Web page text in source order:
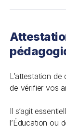
L’attestation
de vérifier vos
Il s’agit
l’Éducation ou